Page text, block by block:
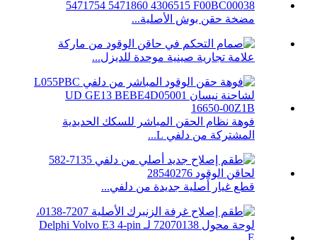
مضخة حقن بوش الأصلية...
علامة تجارية صينية موحدة للديزل...
فوهة نظام الحقن المباشر للسكك الحديدية
المشتركة من دلفي L...
قطع غيار أصلية جديدة من دلفي...